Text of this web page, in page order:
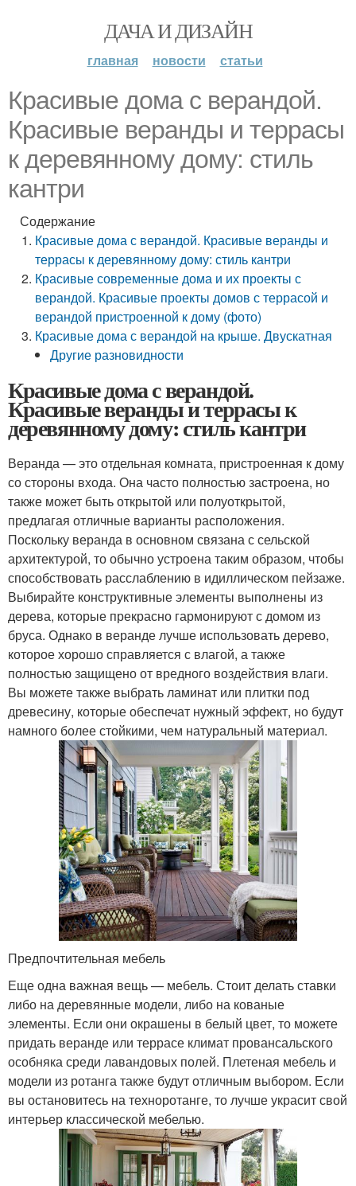
ДАЧА И ДИЗАЙН
главная новости статьи
Красивые дома с верандой.
Красивые веранды и террасы
к деревянному дому: стиль
кантри
Содержание
Красивые дома с верандой. Красивые веранды и
террасы к деревянному дому: стиль кантри
Красивые современные дома и их проекты с
верандой. Красивые проекты домов с террасой и
верандой пристроенной к дому (фото)
Красивые дома с верандой на крыше. Двускатная
Другие разновидности
Красивые дома с верандой.
Красивые веранды и террасы к
деревянному дому: стиль кантри
Веранда — это отдельная комната, пристроенная к дому
со стороны входа. Она часто полностью застроена, но
также может быть открытой или полуоткрытой,
предлагая отличные варианты расположения.
Поскольку веранда в основном связана с сельской
архитектурой, то обычно устроена таким образом, чтобы
способствовать расслаблению в идиллическом пейзаже.
Выбирайте конструктивные элементы выполнены из
дерева, которые прекрасно гармонируют с домом из
бруса. Однако в веранде лучше использовать дерево,
которое хорошо справляется с влагой, а также
полностью защищено от вредного воздействия влаги.
Вы можете также выбрать ламинат или плитки под
древесину, которые обеспечат нужный эффект, но будут
намного более стойкими, чем натуральный материал.
Предпочтительная мебель
Еще одна важная вещь — мебель. Стоит делать ставки
либо на деревянные модели, либо на кованые
элементы. Если они окрашены в белый цвет, то можете
придать веранде или террасе климат провансальского
особняка среди лавандовых полей. Плетеная мебель и
модели из ротанга также будут отличным выбором. Если
вы остановитесь на техноротанге, то лучше украсит свой
интерьер классической мебелью.